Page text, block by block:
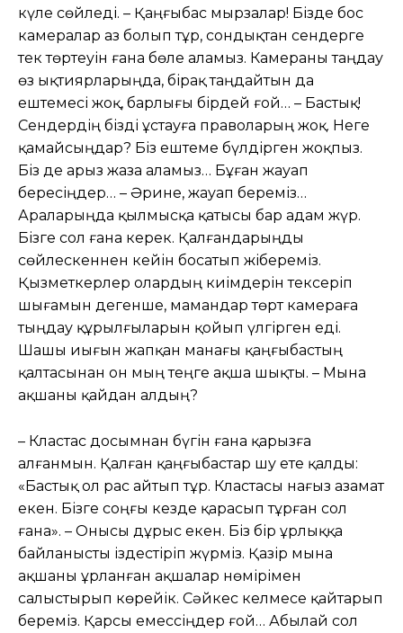
күле сөйледі. – Қаңғыбас мырзалар! Бізде бос
камералар аз болып тұр, сондықтан сендерге
тек төртеуін ғана бөле аламыз. Камераны таңдау
өз ықтиярларыңда, бірақ таңдайтын да
ештемесі жоқ, барлығы бірдей ғой… – Бастық!
Сендердің бізді ұстауға праволарың жоқ. Неге
қамайсыңдар? Біз ештеме бүлдірген жоқпыз.
Біз де арыз жаза аламыз… Бұған жауап
бересіңдер… – Əрине, жауап береміз…
Араларыңда қылмысқа қатысы бар адам жүр.
Бізге сол ғана керек. Қалғандарыңды
сөйлескеннен кейін босатып жібереміз.
Қызметкерлер олардың киімдерін тексеріп
шығамын дегенше, мамандар төрт камераға
тыңдау құрылғыларын қойып үлгірген еді.
Шашы иығын жапқан манағы қаңғыбастың
қалтасынан он мың теңге ақша шықты. – Мына
ақшаны қайдан алдың?
– Кластас досымнан бүгін ғана қарызға
алғанмын. Қалған қаңғыбастар шу ете қалды:
«Бастық ол рас айтып тұр. Кластасы нағыз азамат
екен. Бізге соңғы кезде қарасып тұрған сол
ғана». – Онысы дұрыс екен. Біз бір ұрлыққа
байланысты іздестіріп жүрміз. Қазір мына
ақшаны ұрланған ақшалар нөмірімен
салыстырып көрейік. Сəйкес келмесе қайтарып
береміз. Қарсы емессіңдер ғой… Абылай сол